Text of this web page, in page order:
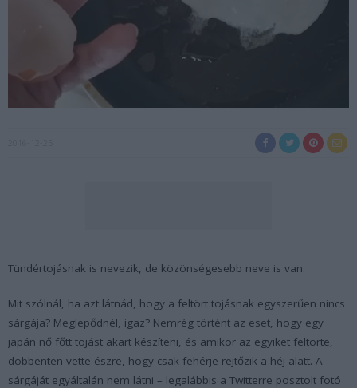
Tündértojásnak is nevezik, de közönségesebb neve is van.
Mit szólnál, ha azt látnád, hogy a feltört tojásnak egyszerűen nincs
sárgája? Meglepődnél, igaz? Nemrég történt az eset, hogy egy
japán nő főtt tojást akart készíteni, és amikor az egyiket feltörte,
döbbenten vette észre, hogy csak fehérje rejtőzik a héj alatt. A
sárgáját egyáltalán nem látni – legalábbis a Twitterre posztolt fotó